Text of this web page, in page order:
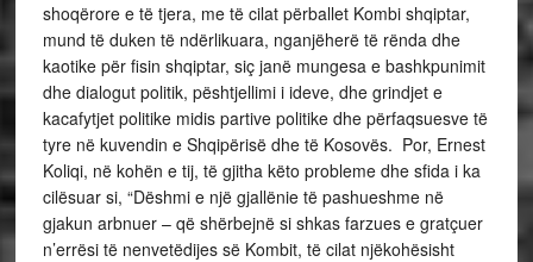
shoqërore e të tjera, me të cilat përballet Kombi shqiptar,
mund të duken të ndërlikuara, nganjëherë të rënda dhe
kaotike për fisin shqiptar, siç janë mungesa e bashkpunimit
dhe dialogut politik, pështjellimi i ideve, dhe grindjet e
kacafytjet politike midis partive politike dhe përfaqsuesve të
tyre në kuvendin e Shqipërisë dhe të Kosovës. Por, Ernest
Koliqi, në kohën e tij, të gjitha këto probleme dhe sfida i ka
cilësuar si, “Dëshmi e një gjallënie të pashueshme në
gjakun arbnuer – që shërbejnë si shkas farzues e gratçuer
n’errësi të nenvetëdijes së Kombit, të cilat njëkohësisht